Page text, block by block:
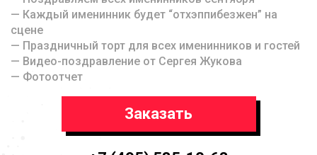
— Каждый именинник будет “отхэппибезжен” на
сцене
— Праздничный торт для всех именинников и гостей
— Видео-поздравление от Сергея Жукова
— Фотоотчет
Заказать